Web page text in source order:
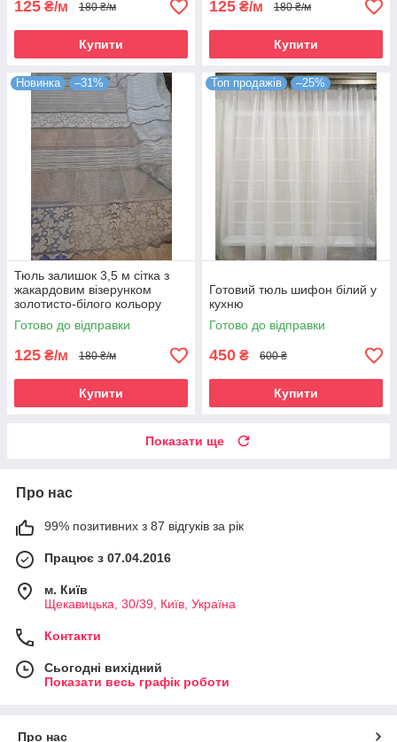
125 ₴/м 180 ₴/м
Купити
125 ₴/м 180 ₴/м
Купити
Новинка –31%
Тюль залишок 3,5 м сітка з
жакардовим візерунком
золотисто-білого кольору
Готово до відправки
125 ₴/м 180 ₴/м
Купити
Топ продажів –25%
Готовий тюль шифон білий у
кухню
Готово до відправки
450 ₴ 600 ₴
Купити
Показати ще
Про нас
99% позитивних з 87 відгуків за рік
Працює з 07.04.2016
м. Київ
Щекавицька, 30/39, Київ, Україна
Контакти
Сьогодні вихідний
Показати весь графік роботи
Про нас